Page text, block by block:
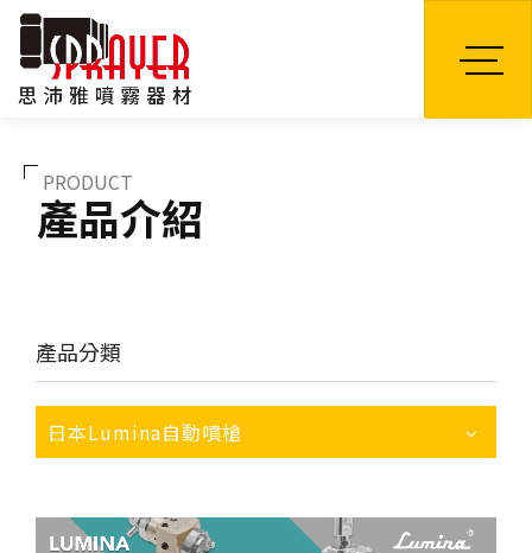
PRODUCT
產品介紹
產品分類
日本Lumina自動噴槍